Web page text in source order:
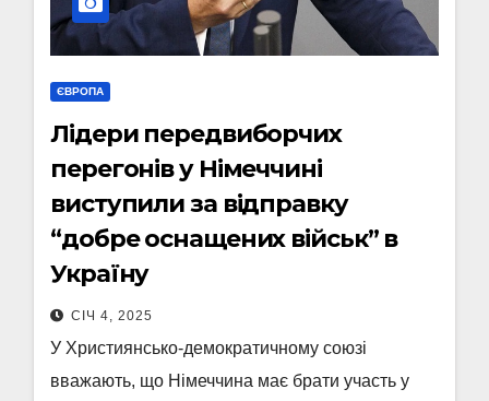
ЄВРОПА
Лідери передвиборчих
перегонів у Німеччині
виступили за відправку
“добре оснащених військ” в
Україну
СІЧ 4, 2025
У Християнсько-демократичному союзі
вважають, що Німеччина має брати участь у